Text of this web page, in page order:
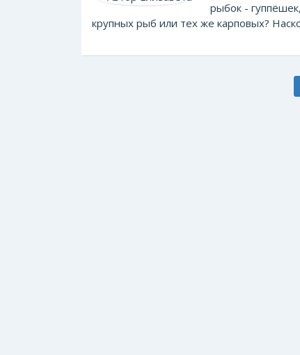
рыбок -
крупных рыб или тех же карповых?